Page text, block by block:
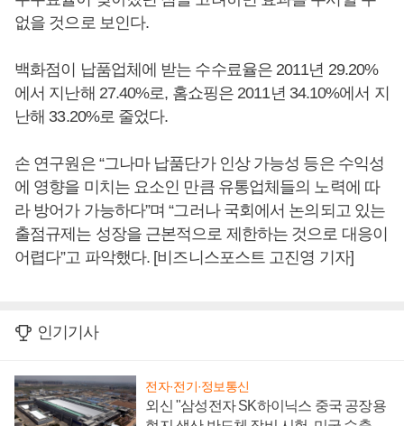
없을 것으로 보인다.
백화점이 납품업체에 받는 수수료율은 2011년 29.20%
에서 지난해 27.40%로, 홈쇼핑은 2011년 34.10%에서 지
난해 33.20%로 줄었다.
손 연구원은 “그나마 납품단가 인상 가능성 등은 수익성
에 영향을 미치는 요소인 만큼 유통업체들의 노력에 따
라 방어가 가능하다”며 “그러나 국회에서 논의되고 있는
출점규제는 성장을 근본적으로 제한하는 것으로 대응이
어렵다”고 파악했다. [비즈니스포스트 고진영 기자]
인기기사
전자·전기·정보통신
외신 "삼성전자 SK하이닉스 중국 공장용